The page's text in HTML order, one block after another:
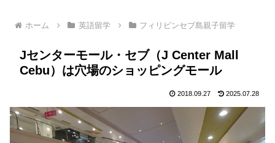
ホーム 英語留学 フィリピンセブ島親子留学
Jセンターモール・セブ（J Center Mall
Cebu）は穴場のショッピングモール
2018.09.27 2025.07.28